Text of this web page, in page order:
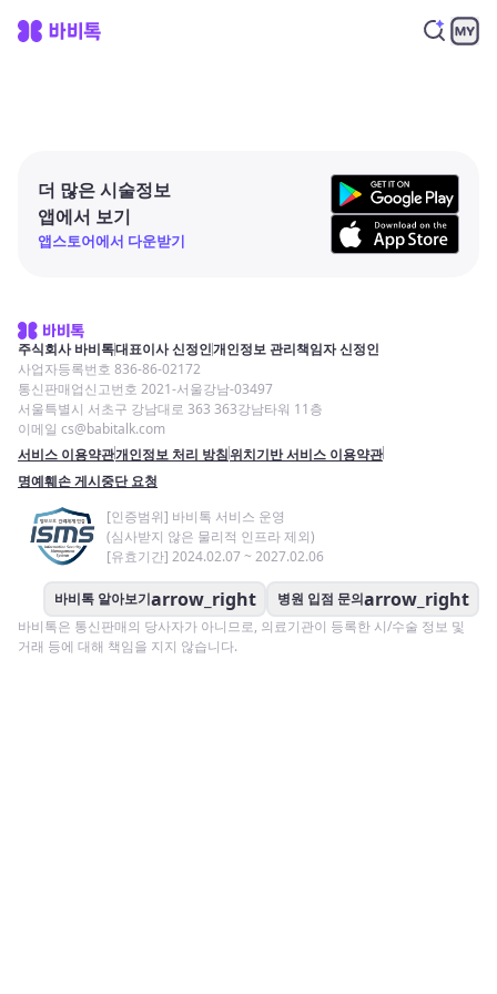
더 많은 시술정보
앱에서 보기
앱스토어에서 다운받기
주식회사 바비톡대표이사 신정인개인정보 관리책임자 신정인
사업자등록번호 836-86-02172
통신판매업신고번호 2021-서울강남-03497
서울특별시 서초구 강남대로 363 363강남타워 11층
이메일 cs@babitalk.com
서비스 이용약관개인정보 처리 방침위치기반 서비스 이용약관
명예훼손 게시중단 요청
[인증범위] 바비톡 서비스 운영
(심사받지 않은 물리적 인프라 제외)
[유효기간] 2024.02.07 ~ 2027.02.06
바비톡 알아보기arrow_right 병원 입점 문의arrow_right
바비톡은 통신판매의 당사자가 아니므로, 의료기관이 등록한 시/수술 정보 및
거래 등에 대해 책임을 지지 않습니다.